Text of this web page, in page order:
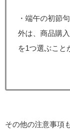
・端午の初節
外は、商品購
を1つ選ぶこと
その他の注意事項